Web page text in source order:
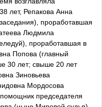
лет, Репакова Анна
проработавшая
Людмила
проработавшая в
Попова (главный
30 лет; свыше 20 лет
Зиновьева
Мордосова
председателя